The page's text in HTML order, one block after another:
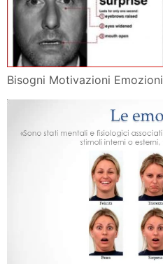
Bisogni Motivazioni Emozioni